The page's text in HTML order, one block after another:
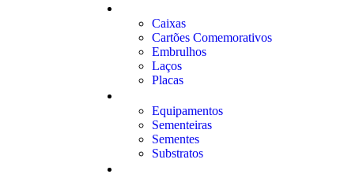
Caixas
Cartões Comemorativos
Embrulhos
Laços
Placas
Equipamentos
Sementeiras
Sementes
Substratos